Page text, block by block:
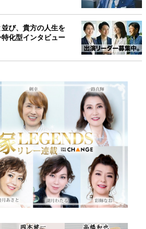
び、貴方の人生を
化型インタビュー